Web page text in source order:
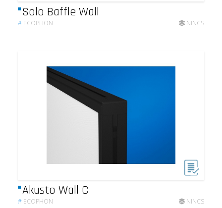
Solo Baffle Wall
# ECOPHON NINCS
Akusto Wall C
# ECOPHON NINCS